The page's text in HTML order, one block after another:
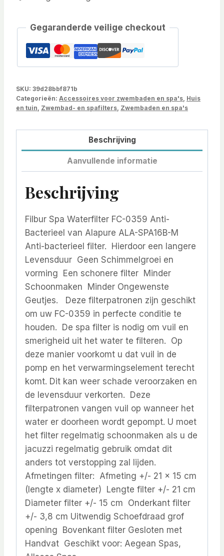
Gegaranderde veilige checkout
SKU: 39d28bbf871b
Categorieën: Accessoires voor zwembaden en spa's Huis
en tuin Zwembad- en spafilters Zwembaden en spa's
Beschrijving
Aanvullende informatie
Beschrijving
Filbur Spa Waterfilter FC-0359 Anti-
Bacterieel van Alapure ALA-SPA16B-M
Anti-bacterieel filter. Hierdoor een langere
Levensduur Geen Schimmelgroei en
vorming Een schonere filter Minder
Schoonmaken Minder Ongewenste
Geutjes. Deze filterpatronen zijn geschikt
om uw FC-0359 in perfecte conditie te
houden. De spa filter is nodig om vuil en
smerigheid uit het water te filteren. Op
deze manier voorkomt u dat vuil in de
pomp en het verwarmingselement terecht
komt. Dit kan weer schade veroorzaken en
de levensduur verkorten. Deze
filterpatronen vangen vuil op wanneer het
water er doorheen wordt gepompt. U moet
het filter regelmatig schoonmaken als u de
jacuzzi regelmatig gebruik omdat dit
anders tot verstopping zal lijden.
Afmetingen filter: Afmeting +/- 21 x 15 cm
(lengte x diameter) Lengte filter +/- 21 cm
Diameter filter +/- 15 cm Onderkant filter
+/- 3,8 cm Uitwendig Schoefdraad grof
opening Bovenkant filter Gesloten met
Handvat Geschikt voor: Aegean Spas,